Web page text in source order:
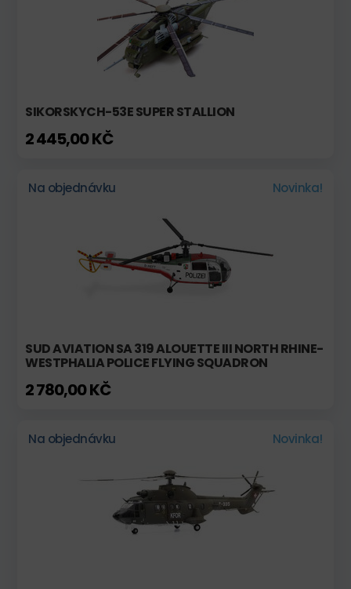
SIKORSKYCH-53E SUPER STALLION
2 445,00 KČ
Na objednávku Novinka!
SUD AVIATION SA 319 ALOUETTE III NORTH RHINE-
WESTPHALIA POLICE FLYING SQUADRON
2 780,00 KČ
Na objednávku Novinka!